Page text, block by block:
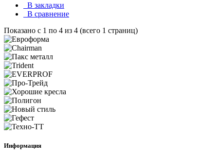
В закладки
В сравнение
Показано с 1 по 4 из 4 (всего 1 страниц)
Информация